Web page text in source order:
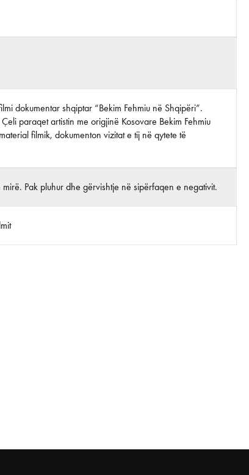
dokumentar shqiptar “Bekim Fehmiu në Shqipëri”.
paraqet artistin me origjinë Kosovare Bekim Fehmiu
filmik, dokumenton vizitat e tij në qytete të
Pak pluhur dhe gërvishtje në sipërfaqen e negativit.